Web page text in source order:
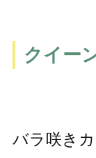
クイー
バラ咲き